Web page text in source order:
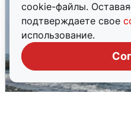
cookie-файлы.
подтверждаете свое
использование.